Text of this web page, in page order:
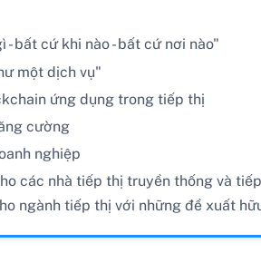
bất cứ khi nào - bất cứ nơi nào"
một dịch vụ"
ứng dụng trong tiếp thị
cường
nghiệp
các nhà tiếp thị truyền thống và
ngành tiếp thị với những đề xuất